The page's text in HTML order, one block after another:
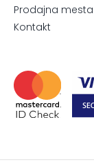
Prodajna mesta
Kontakt